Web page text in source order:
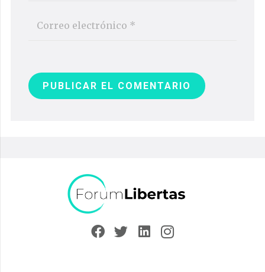
PUBLICAR EL COMENTARIO